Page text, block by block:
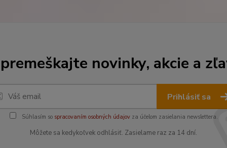
novinky, akcie a
Prihlásiť sa
Súhlasím so spracovaním osobných údajovza účelom zasielania newslettera.
Môžete sa kedykoľvek odhlásiť. Zasielame raz za 14 dní.